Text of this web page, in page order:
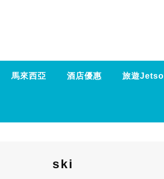
馬來西亞 酒店優惠 旅遊Jetso
ski